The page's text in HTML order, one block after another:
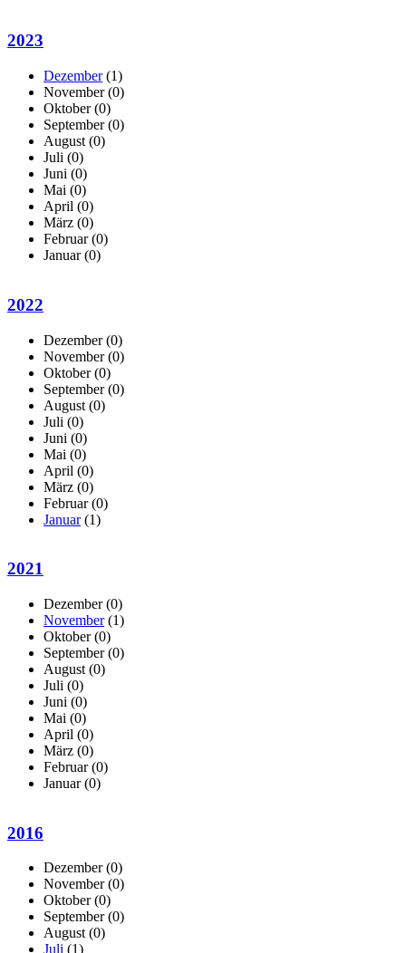
2023
Dezember (1)
November(0)
Oktober(0)
September(0)
August (0)
Juli (0)
Juni (0)
Mai (0)
April (0)
März (0)
Februar(0)
Januar(0)
2022
Dezember(0)
November(0)
Oktober(0)
September(0)
August (0)
Juli (0)
Juni (0)
Mai (0)
April (0)
März (0)
Februar(0)
Januar (1)
2021
Dezember(0)
November (1)
Oktober(0)
September(0)
August (0)
Juli (0)
Juni (0)
Mai (0)
April (0)
März (0)
Februar(0)
Januar(0)
2016
Dezember(0)
November(0)
Oktober(0)
September(0)
August(0)
Juli (1)